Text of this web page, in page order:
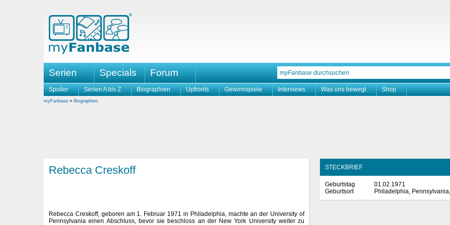
Serien Specials Forum
Spoiler Serien A bis Z Biographien Upfronts Gewinnspiele Interviews Was uns bewegt Shop
myFanbase » Biographien
Rebecca Creskoff
Rebecca Creskoff, geboren am 1. Februar 1971 in Philadelphia, machte an der University of
Pennsylvania einen Abschluss, bevor sie beschloss an der New York University weiter zu
STECKBRIEF
Geburtstag
01.02.1971
Geburtsort
Philadelphia,